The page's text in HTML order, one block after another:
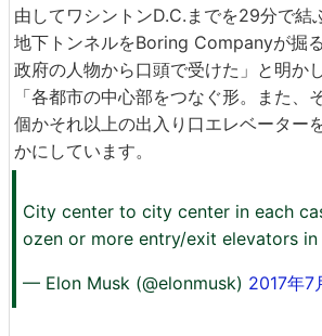
由してワシントンD.C.までを29分で結
地下トンネルをBoring Companyが掘る
政府の人物から口頭で受けた」と明か
「各都市の中心部をつなぐ形。また、
個かそれ以上の出入り口エレベーター
かにしています。
City center to city center in each
ozen or more entry/exit elevators
— Elon Musk (@elonmusk) 2017年7